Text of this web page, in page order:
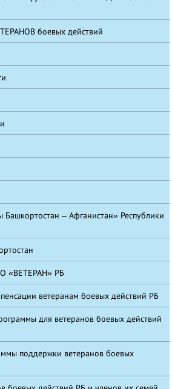
боевых действий
– Афганистан» Республики
«ВЕТЕРАН» РБ
ветеранам боевых действий РБ
для ветеранов боевых действий
поддержки ветеранов боевых